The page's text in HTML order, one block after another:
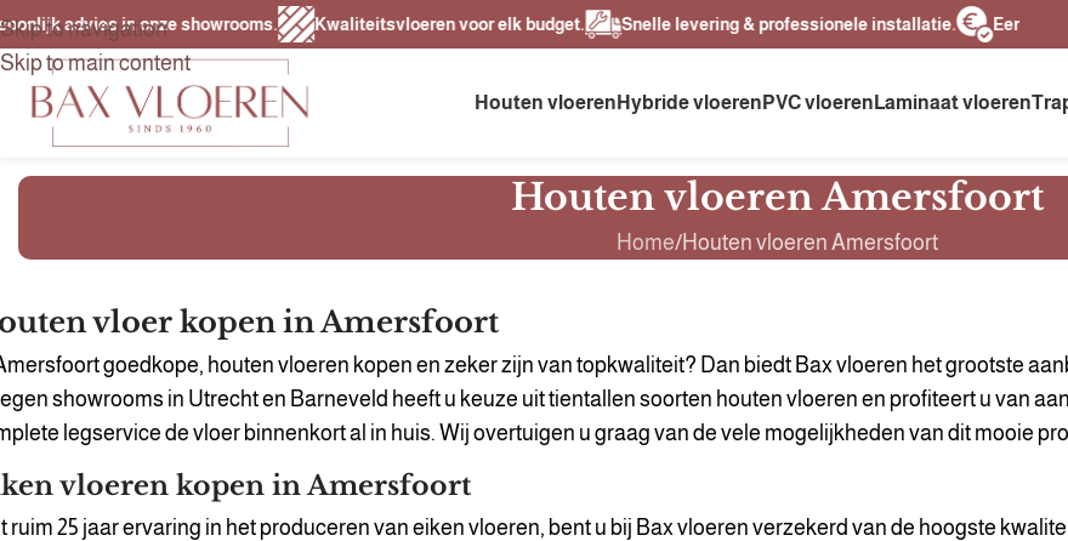
Skip to navigation
Skip to main content
advies in onze showrooms. Kwaliteitsvloeren voor elk budget. Snelle levering & professionele installatie. Eerlijke
Houten vloeren Hybride vloeren PVC vloeren Laminaat vloeren
Houten vloeren Amersfoort
Home Houten vloeren Amersfoort
vloer kopen in Amersfoort
goedkope, houten vloeren kopen en zeker zijn van topkwaliteit? Dan biedt Bax vloeren het grootste
showrooms in Utrecht en Barneveld heeft u keuze uit tientallen soorten houten vloeren en profiteert u van
legservice de vloer binnenkort al in huis. Wij overtuigen u graag van de vele mogelijkheden van dit mooie
vloeren kopen in Amersfoort
ruim 25 jaar ervaring in het produceren van eiken vloeren, bent u bij Bax vloeren verzekerd van de hoogste